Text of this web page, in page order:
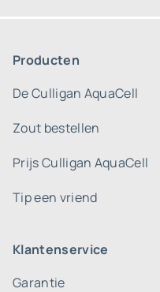
Producten
De Culligan AquaCell
Zout bestellen
Prijs Culligan AquaCell
Tip een vriend
Klantenservice
Garantie